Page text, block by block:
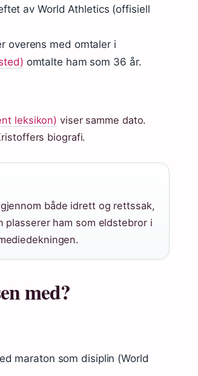
av World Athletics (offisiell
overens med omtaler i
omtalte ham som 36 år.
leksikon) viser samme dato.
biografi.
både idrett og rettssak,
ham som eldstebror i
med?
maraton som disiplin (World